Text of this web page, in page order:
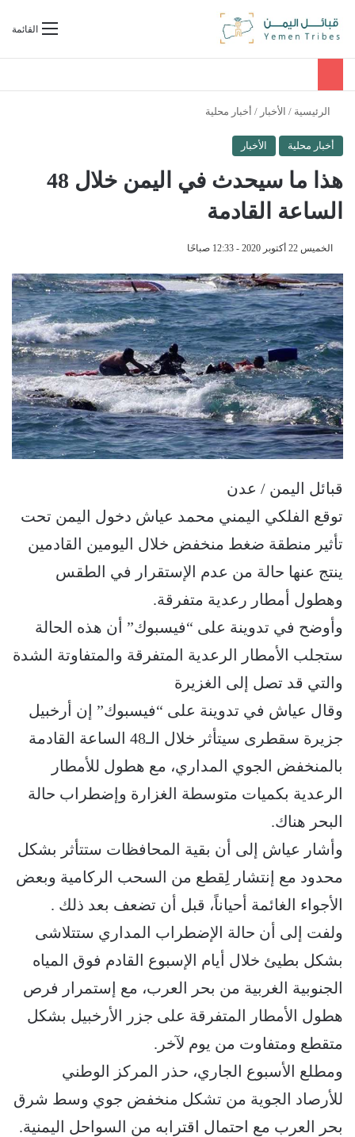
القائمةبحث عن
الرئيسية / الأخبار / أخبار محلية
أخبار محلية الأخبار
هذا ما سيحدث في اليمن خلال 48
الساعة القادمة
الخميس 22 أكتوبر 2020 - 12:33 صباحًا
قبائل اليمن / عدن
توقع الفلكي اليمني محمد عياش دخول اليمن تحت
تأثير منطقة ضغط منخفض خلال اليومين القادمين
ينتج عنها حالة من عدم الإستقرار في الطقس
وهطول أمطار رعدية متفرقة.
وأوضح في تدوينة على “فيسبوك” أن هذه الحالة
ستجلب الأمطار الرعدية المتفرقة والمتفاوتة الشدة
والتي قد تصل إلى الغزيرة
وقال عياش في تدوينة على “فيسبوك” إن أرخبيل
جزيرة سقطرى سيتأثر خلال الـ48 الساعة القادمة
بالمنخفض الجوي المداري، مع هطول للأمطار
الرعدية بكميات متوسطة الغزارة وإضطراب حالة
البحر هناك.
وأشار عياش إلى أن بقية المحافظات ستتأثر بشكل
محدود مع إنتشار لِقطع من السحب الركامية وبعض
الأجواء الغائمة أحياناً، قبل أن تضعف بعد ذلك .
ولفت إلى أن حالة الإضطراب المداري ستتلاشى
بشكل بطيئ خلال أيام الإسبوع القادم فوق المياه
الجنوبية الغربية من بحر العرب، مع إستمرار فرص
هطول الأمطار المتفرقة على جزر الأرخبيل بشكل
متقطع ومتفاوت من يوم لآخر.
ومطلع الأسبوع الجاري، حذر المركز الوطني
للأرصاد الجوية من تشكل منخفض جوي وسط شرق
بحر العرب مع احتمال اقترابه من السواحل اليمنية.